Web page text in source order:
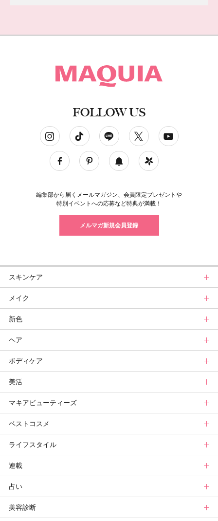
FOLLOW US
編集部から届くメールマガジン、会員限定プレゼントや
特別イベントへの応募など特典が満載！
メルマガ新規会員登録
スキンケア
スキンケアトップ
ニュース
スキンケアまとめ
スキンケア診断
メイク
メイクトップ
ニュース
メイクまとめ
ベースメイクカタログ
メイク診断
新色
新色トップ
クリスマスコフレ
秋新色
新色コスメスウォッチ
ビューティ速報
ヘア
ヘアトップ
ニュース
ヘアカタログ
ヘアまとめ
ヘア診断
ボディケア
ボディケアトップ
ニュース
ボディケアまとめ
ボディケア診断
美活
美活トップ
美活グランプリ
ヘルスケア・ダイエット
マキアビューティーズ
マキアビューティーズトップ
TOPビューティーズ一覧
ビューティーズ一覧
記事ランキング
メンバーランキング
ベストコスメ
ベストコスメトップ
ベストコスメ
読者ベスコス
プチプラコスメグランプリ
ライフスタイル
ライフスタイルトップ
ニュース
ライフスタイルまとめ
連載
連載トップ
マキアエディターズのオッス！推しコス
占い
占いトップ
美容診断